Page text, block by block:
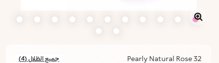
32 Pearly Natural Rose جميع الظلال (4)